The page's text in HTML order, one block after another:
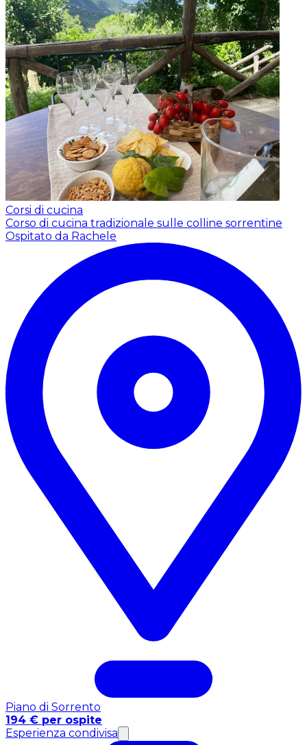
Corsi di cucina
Corso di cucina tradizionale sulle colline sorrentine
Ospitato da Rachele
Piano di Sorrento
194 € per ospite
Esperienza condivisa